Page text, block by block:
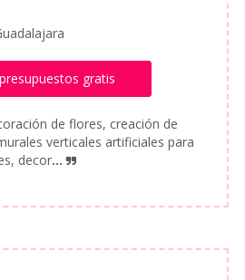
gratis
de flores, creación de
verticales artificiales para
decor...